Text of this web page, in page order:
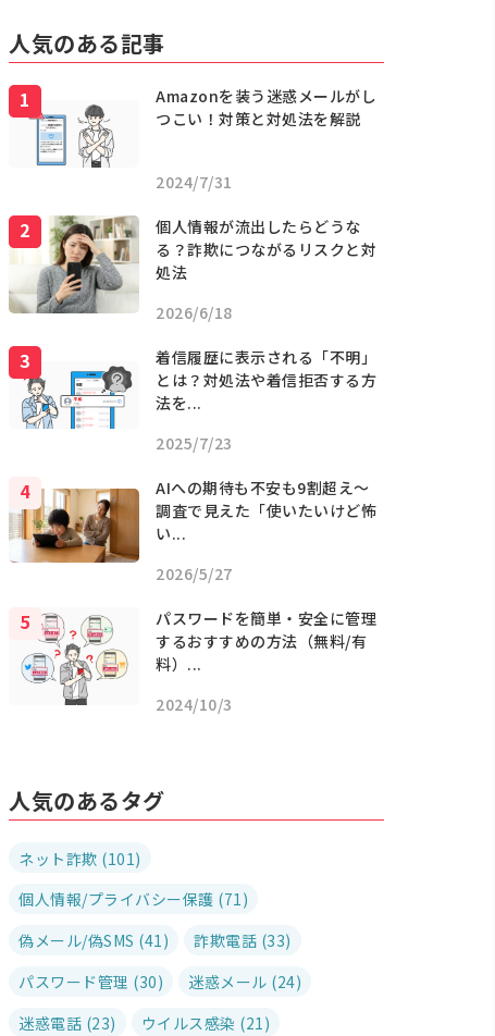
人気のある記事
Amazonを装う迷惑メールがし
つこい！対策と対処法を解説
2024/7/31
個人情報が流出したらどうな
る？詐欺につながるリスクと対
処法
2026/6/18
着信履歴に表示される「不明」
とは？対処法や着信拒否する方
法を...
2025/7/23
AIへの期待も不安も9割超え〜
調査で見えた「使いたいけど怖
い...
2026/5/27
パスワードを簡単・安全に管理
するおすすめの方法（無料/有
料）...
2024/10/3
人気のあるタグ
ネット詐欺 (101)
個人情報/プライバシー保護 (71)
偽メール/偽SMS (41)
詐欺電話 (33)
パスワード管理 (30)
迷惑メール (24)
迷惑電話 (23)
ウイルス感染 (21)